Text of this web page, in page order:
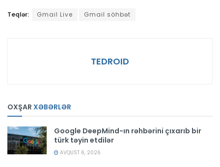
Teqlər: Gmail Live Gmail söhbət
TEDROID
OXŞAR XƏBƏRLƏR
Google DeepMind-ın rəhbərini çıxarıb bir
türk təyin etdilər
AVQUST 6, 2026